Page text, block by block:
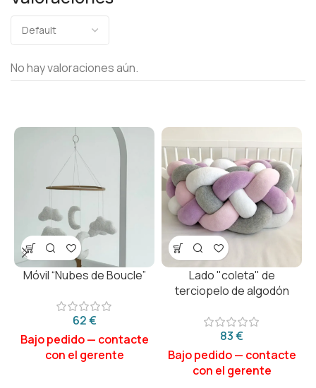
No hay valoraciones aún.
Móvil “Nubes de Boucle”
€
Lado "coleta" de
terciopelo de algodón
€